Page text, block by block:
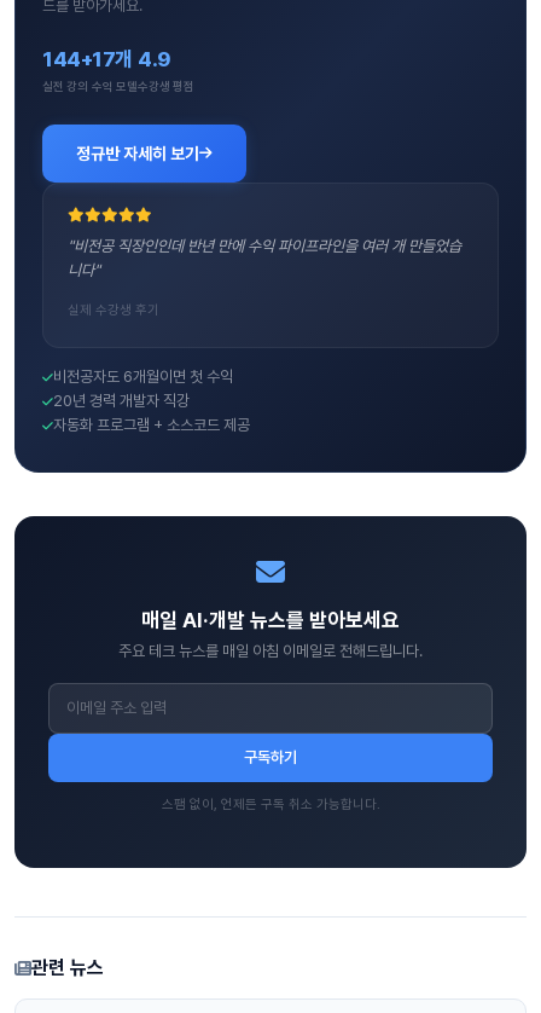
드를 받아가세요.
144+
실전 강의
17개
수익 모델
4.9
수강생 평점
정규반 자세히 보기
"비전공 직장인인데 반년 만에 수익 파이프라인을 여러 개 만들었습
니다"
실제 수강생 후기
비전공자도 6개월이면 첫 수익
20년 경력 개발자 직강
자동화 프로그램 + 소스코드 제공
매일 AI·개발 뉴스를 받아보세요
주요 테크 뉴스를 매일 아침 이메일로 전해드립니다.
구독하기
스팸 없이, 언제든 구독 취소 가능합니다.
관련 뉴스